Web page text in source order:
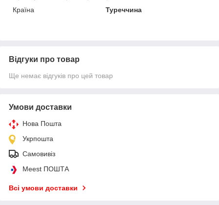
Країна
Туреччина
Відгуки про товар
Ще немає відгуків про цей товар
Умови доставки
Нова Пошта
Укрпошта
Самовивіз
Meest ПОШТА
Всі умови доставки